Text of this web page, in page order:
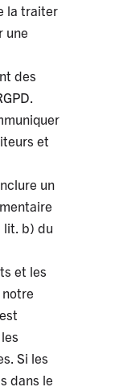
la traiter
une
des
et
un
b) du
et les
Si les
dans le